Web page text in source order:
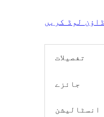
ڈاؤن لوڈ کریں
تفصیلات
جائزے
انسٹالیشن